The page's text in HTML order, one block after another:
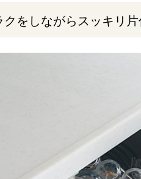
クをしながらスッキリ